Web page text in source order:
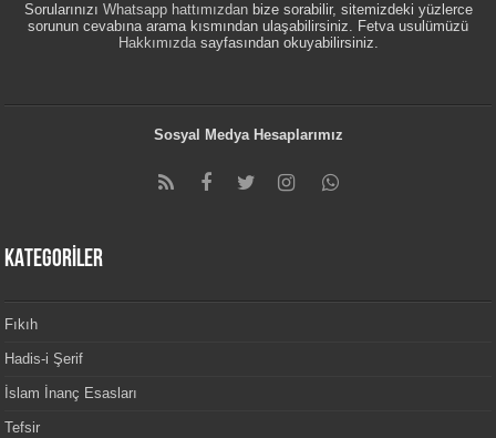
Sorularınızı Whatsapp hattımızdanbize sorabilir, sitemizdeki yüzlerce
sorunun cevabına arama kısmından ulaşabilirsiniz. Fetva usulümüzü
Hakkımızdasayfasından okuyabilirsiniz.
Sosyal Medya Hesaplarımız
KATEGORİLER
Fıkıh
Hadis-i Şerif
İslam İnanç Esasları
Tefsir